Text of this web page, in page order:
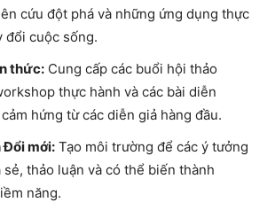
cứu đột phá và những ứng dụng thực
đổi cuộc sống.
thức: Cung cấp các buổi hội thảo
thực hành và các bài diễn
hứng từ các diễn giả hàng đầu.
Đổi mới: Tạo môi trường để các ý tưởng
thảo luận và có thể biến thành
năng.